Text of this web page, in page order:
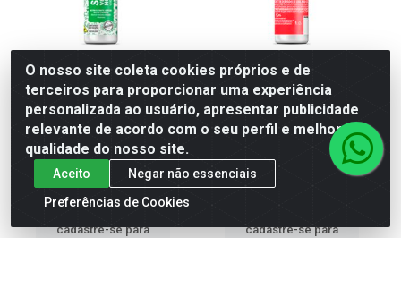
Corante Verde Hortelã Soft
Gel Mix 25g
Código: 5522
Embalagem: 1 UN
cadastre-se para
Corante Vermelho Morango
Soft Gel Mix 60g
Código: 3818
Embalagem: 1 UN
cadastre-se para
O nosso site coleta cookies próprios e de
terceiros para proporcionar uma experiência
personalizada ao usuário, apresentar publicidade
relevante de acordo com o seu perfil e melhorar a
qualidade do nosso site.
Aceito
Negar não essenciais
Preferências de Cookies